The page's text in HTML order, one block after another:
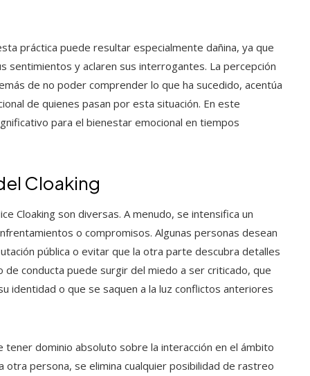
práctica puede resultar especialmente dañina, ya que
sentimientos y aclaren sus interrogantes. La percepción
de no poder comprender lo que ha sucedido, acentúa
de quienes pasan por esta situación. En este
para el bienestar emocional en tiempos
Cloaking
Cloaking son diversas. A menudo, se intensifica un
o compromisos. Algunas personas desean
pública o evitar que la otra parte descubra detalles
conducta puede surgir del miedo a ser criticado, que
identidad o que se saquen a la luz conflictos anteriores
tener dominio absoluto sobre la interacción en el ámbito
otra persona, se elimina cualquier posibilidad de rastreo